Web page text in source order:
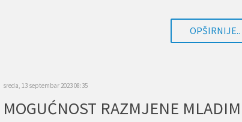
OPŠIRNIJE..
sreda, 13 septembar 2023 08:35